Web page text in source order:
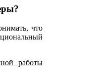
что
работы